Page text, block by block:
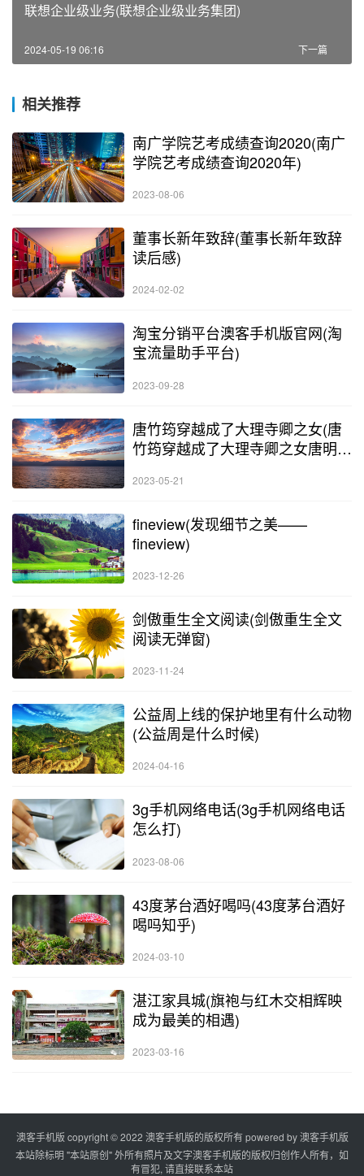
联想企业级业务(联想企业级业务集团)
下一篇
2024-05-19 06:16
相关推荐
南广学院艺考成绩查询2020(南广
学院艺考成绩查询2020年)
2023-08-06
董事长新年致辞(董事长新年致辞
读后感)
2024-02-02
淘宝分销平台澳客手机版官网(淘
宝流量助手平台)
2023-09-28
唐竹筠穿越成了大理寺卿之女(唐
竹筠穿越成了大理寺卿之女唐明
2023-05-21
fineview(发现细节之美——
fineview)
2023-12-26
剑傲重生全文阅读(剑傲重生全文
阅读无弹窗)
2023-11-24
公益周上线的保护地里有什么动物
(公益周是什么时候)
2024-04-16
3g手机网络电话(3g手机网络电话
怎么打)
2023-08-06
43度茅台酒好喝吗(43度茅台酒好
喝吗知乎)
2024-03-10
湛江家具城(旗袍与红木交相辉映
成为最美的相遇)
2023-03-16
澳客手机版 copyright © 2022 澳客手机版的版权所有 powered by澳客手机版
本站除标明 "本站原创" 外所有照片及文字澳客手机版的版权归创作人所有，如
有冒犯, 请直接联系本站